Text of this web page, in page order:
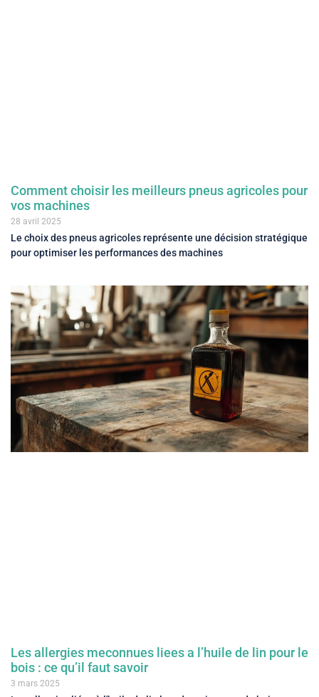
Comment choisir les meilleurs pneus agricoles pour
vos machines
28 avril 2025
Le choix des pneus agricoles représente une décision stratégique
pour optimiser les performances des machines
Les allergies meconnues liees a l’huile de lin pour le
bois : ce qu’il faut savoir
3 mars 2025